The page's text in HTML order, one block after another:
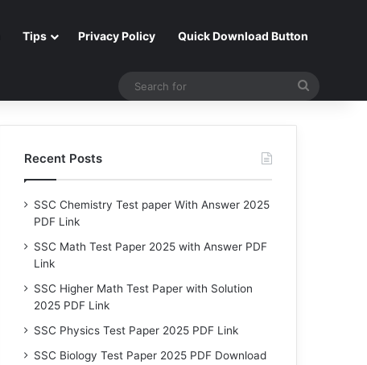
Tips Privacy Policy Quick Download Button
Recent Posts
SSC Chemistry Test paper With Answer 2025
PDF Link
SSC Math Test Paper 2025 with Answer PDF
Link
SSC Higher Math Test Paper with Solution
2025 PDF Link
SSC Physics Test Paper 2025 PDF Link
SSC Biology Test Paper 2025 PDF Download